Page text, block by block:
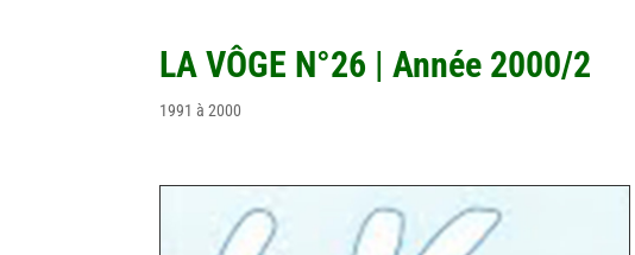
LA VÔGE N°26 | Année 2000/2
1991 à 2000